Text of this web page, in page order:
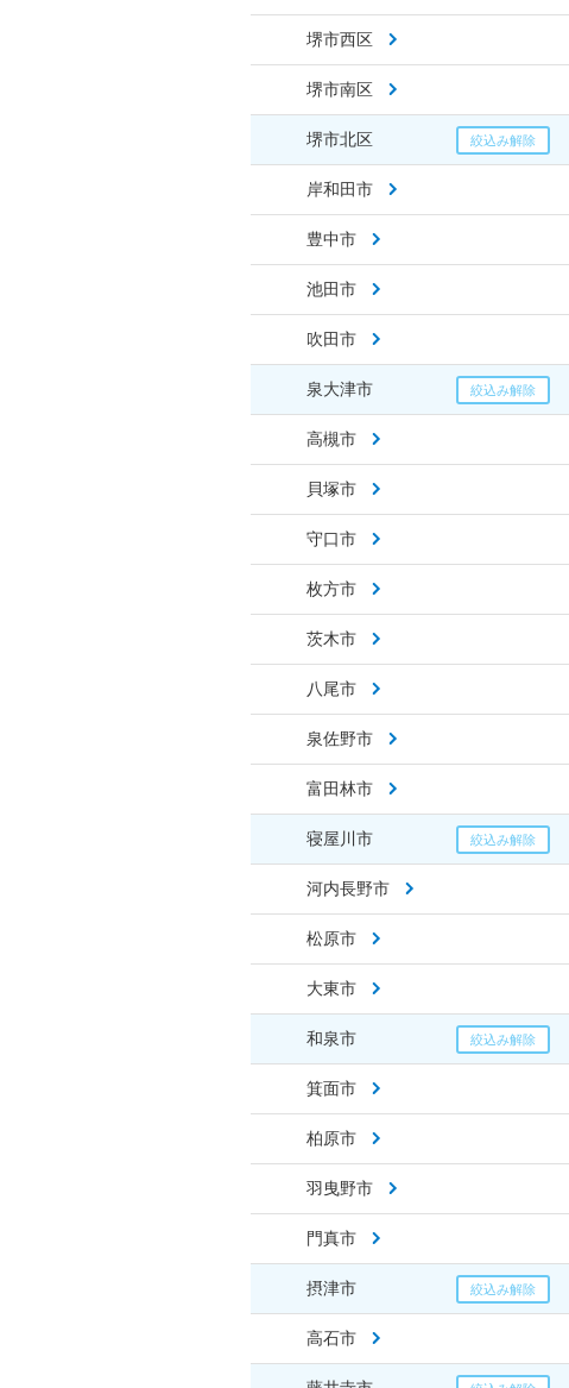
堺市西区
堺市南区
堺市北区
岸和田市
豊中市
池田市
吹田市
泉大津市
高槻市
貝塚市
守口市
枚方市
茨木市
八尾市
泉佐野市
富田林市
寝屋川市
河内長野市
松原市
大東市
和泉市
箕面市
柏原市
羽曳野市
門真市
摂津市
高石市